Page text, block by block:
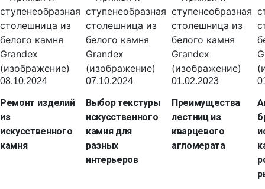
08.10.2024
Ремонт изделий
из
искусственного
камня
07.10.2024
Выбор текстуры
искусственного
камня для
разных
интерьеров
01.02.2023
Преимущества
лестниц из
кварцевого
агломерата